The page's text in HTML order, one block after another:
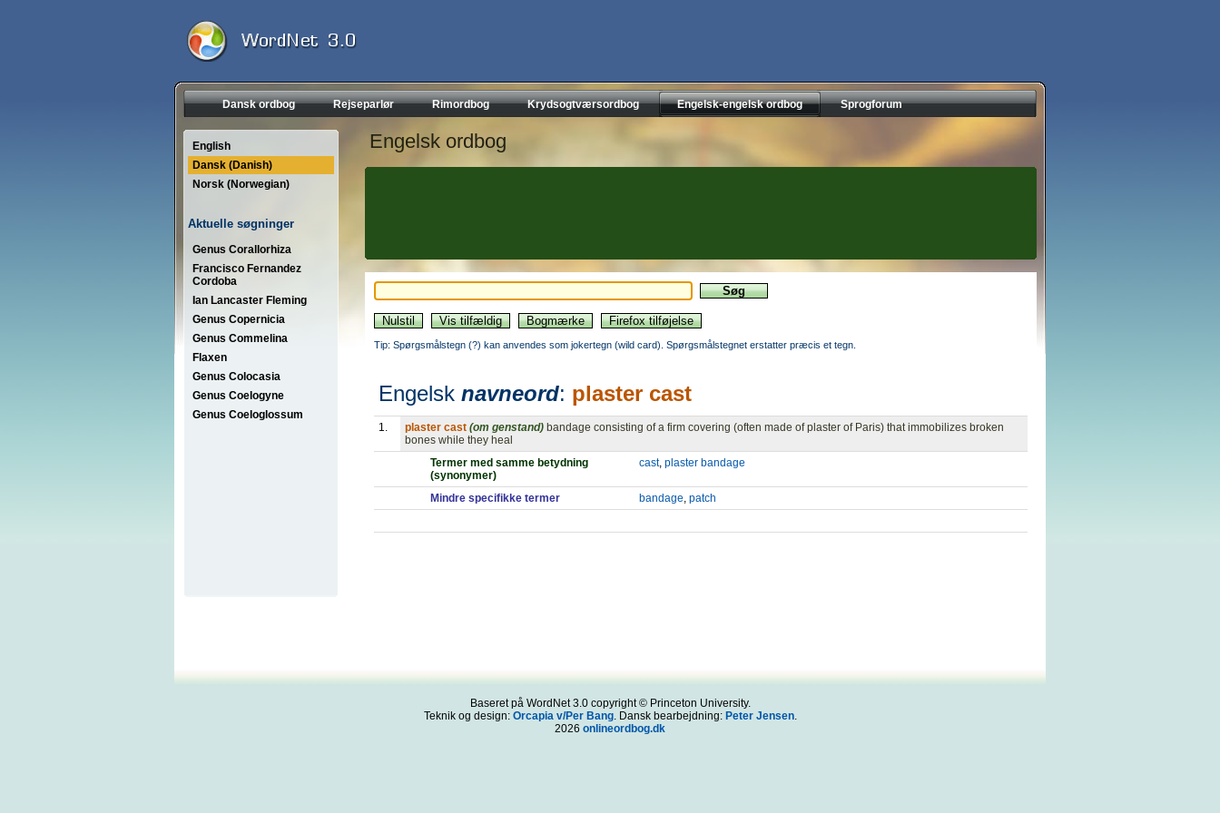
Dansk ordbog Rejseparlør Rimordbog Krydsogtværsordbog Engelsk-engelsk ordbog Sprogforum
English
Dansk (Danish)
Norsk (Norwegian)
Aktuelle søgninger
Genus Corallorhiza
Francisco Fernandez
Cordoba
Ian Lancaster Fleming
Genus Copernicia
Genus Commelina
Flaxen
Genus Colocasia
Genus Coelogyne
Genus Coeloglossum
Engelsk ordbog
Tip: Spørgsmålstegn (?) kan anvendes som jokertegn (wild card). Spørgsmålstegnet erstatter præcis et tegn.
Engelsk navneord: plaster cast
1. plaster cast (om genstand) bandage consisting of a firm covering (often made of plaster of Paris) that immobilizes broken
bones while they heal
Termer med samme betydning
(synonymer)
cast, plaster bandage
Mindre specifikke termer bandage, patch
Baseret på WordNet 3.0 copyright © Princeton University.
Teknik og design: Orcapia v/Per Bang. Dansk bearbejdning: Peter Jensen.
2026 onlineordbog.dk